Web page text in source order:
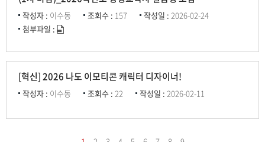
작성자 : 이수동 조회수 : 157 작성일 : 2026-02-24
첨부파일 :
[혁신] 2026 나도 이모티콘 캐릭터 디자이너!
작성자 : 이수동 조회수 : 22 작성일 : 2026-02-11